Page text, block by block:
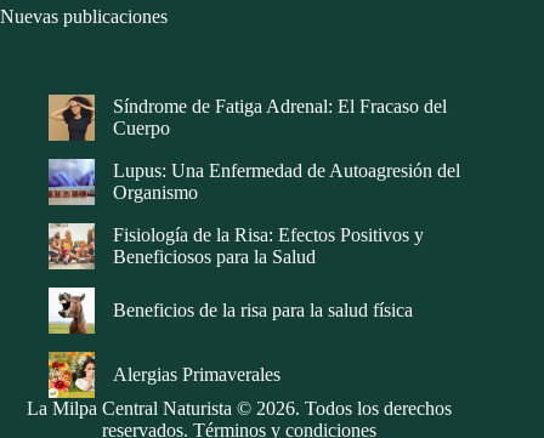
Nuevas publicaciones
Síndrome de Fatiga Adrenal: El Fracaso del
Cuerpo
Lupus: Una Enfermedad de Autoagresión del
Organismo
Fisiología de la Risa: Efectos Positivos y
Beneficiosos para la Salud
Beneficios de la risa para la salud física
Alergias Primaverales
La Milpa Central Naturista © 2026. Todos los derechos
reservados.Términos y condiciones